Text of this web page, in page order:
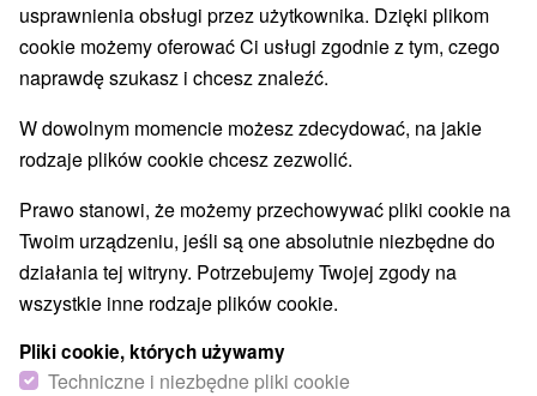
Opinii Google
Športové letisko Aeroclub Ružomberok
034 84 Lisková
GPS:
E +19° 22' 3.26''
usprawnienia obsługi przez użytkownika. Dzięki plikom
cookie możemy oferować Ci usługi zgodnie z tym, czego
naprawdę szukasz i chcesz znaleźć.
W dowolnym momencie możesz zdecydować, na jakie
rodzaje plików cookie chcesz zezwolić.
Prawo stanowi, że możemy przechowywać pliki cookie na
Twoim urządzeniu, jeśli są one absolutnie niezbędne do
działania tej witryny. Potrzebujemy Twojej zgody na
wszystkie inne rodzaje plików cookie.
Pliki cookie, których używamy
Techniczne i niezbędne pliki cookie